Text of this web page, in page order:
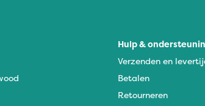
Hulp &
Verzenden en
Betalen
Retourneren